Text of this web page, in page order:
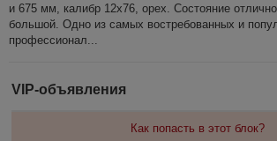
и 675 мм, калибр 12х76, орех. Состояние
большой. Одно из самых востребованных и
профессионал...
VIP-объявления
Как попасть в этот блок?